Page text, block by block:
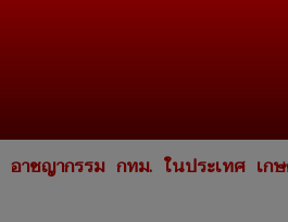
อาชญากรรม กทม. ในประเทศ เก